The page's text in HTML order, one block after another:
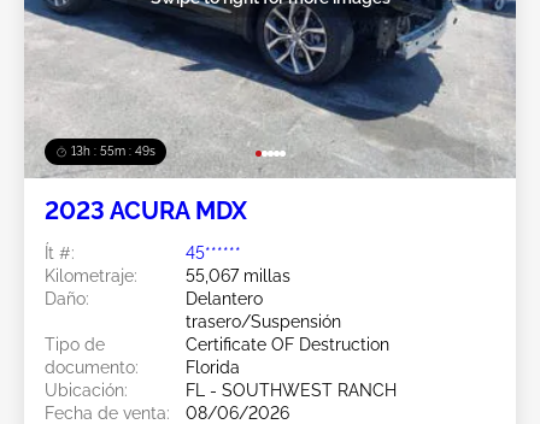
13h : 55m : 46s
2023 ACURA MDX
Ít #:
45******
Kilometraje:
55,067 millas
Daño:
Delantero
trasero/Suspensión
Tipo de
documento:
Certificate OF Destruction
Florida
Ubicación:
FL - SOUTHWEST RANCH
Fecha de venta:
08/06/2026